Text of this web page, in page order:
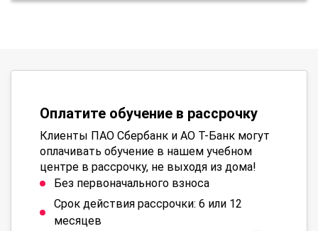
Оплатите обучение в рассрочку
Клиенты ПАО Сбербанк и АО Т-Банк могут
оплачивать обучение в нашем учебном
центре в рассрочку, не выходя из дома!
Без первоначального взноса
Срок действия рассрочки: 6 или 12
месяцев